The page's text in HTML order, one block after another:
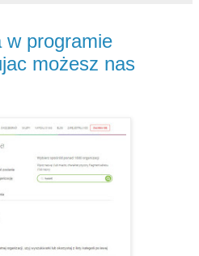
w programie
możesz nas